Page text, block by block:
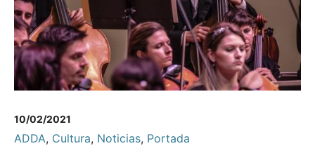
10/02/2021
ADDA, Cultura, Noticias, Portada